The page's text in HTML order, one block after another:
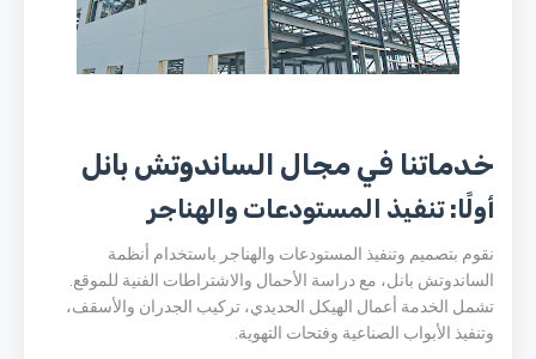
خدماتنا في مجال الساندوتش بانل
أولًا: تنفيذ المستودعات والهناجر
نقوم بتصميم وتنفيذ المستودعات والهناجر باستخدام أنظمة
الساندوتش بانل، مع دراسة الأحمال والاشتراطات الفنية للموقع.
تشمل الخدمة أعمال الهيكل الحديدي، تركيب الجدران والأسقف،
وتنفيذ الأبواب الصناعية وفتحات التهوية.